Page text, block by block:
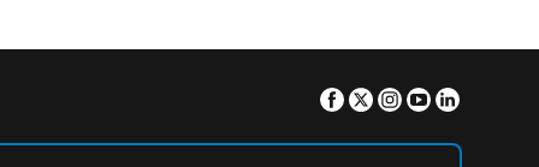
Facebook
TwitterInstagram
Youtube